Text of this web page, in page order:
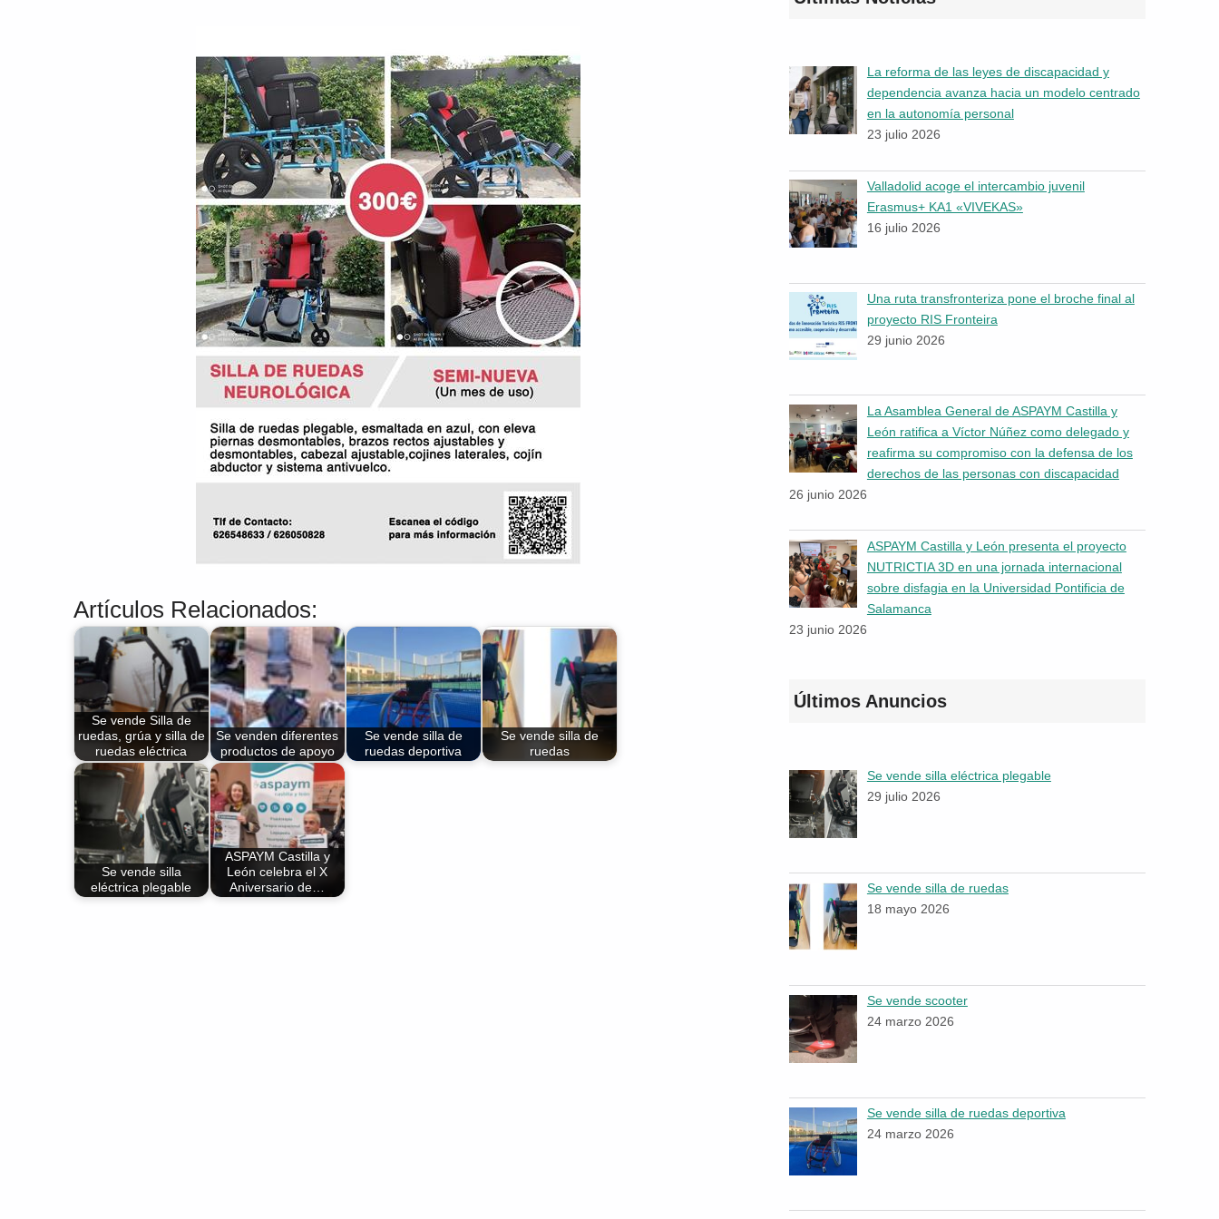
Artículos Relacionados:
Se vende Silla de
ruedas, grúa y silla de
ruedas eléctrica
Se venden diferentes
productos de apoyo
Se vende silla de
ruedas deportiva
Se vende silla de
ruedas
Se vende silla
eléctrica plegable
ASPAYM Castilla y
León celebra el X
Aniversario de…
La reforma de las leyes de discapacidad y
dependencia avanza hacia un modelo centrado
en la autonomía personal
23 julio 2026
Valladolid acoge el intercambio juvenil
Erasmus+ KA1 «VIVEKAS»
16 julio 2026
Una ruta transfronteriza pone el broche final al
proyecto RIS Fronteira
29 junio 2026
La Asamblea General de ASPAYM Castilla y
León ratifica a Víctor Núñez como delegado y
reafirma su compromiso con la defensa de los
derechos de las personas con discapacidad
26 junio 2026
ASPAYM Castilla y León presenta el proyecto
NUTRICTIA 3D en una jornada internacional
sobre disfagia en la Universidad Pontificia de
Salamanca
23 junio 2026
Últimos Anuncios
Se vende silla eléctrica plegable
29 julio 2026
Se vende silla de ruedas
18 mayo 2026
Se vende scooter
24 marzo 2026
Se vende silla de ruedas deportiva
24 marzo 2026